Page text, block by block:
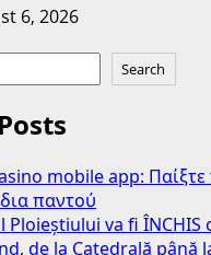
6, 2026
Search
mobile app:
παντού
Ploieștiului va fi
de la Catedrală până